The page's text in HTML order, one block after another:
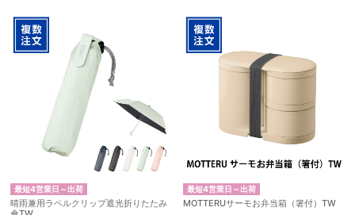
最短4営業日～出荷
晴雨兼用ラペルクリップ遮光折りたたみ
最短4営業日～出荷
MOTTERUサーモお弁当箱（箸付）TW